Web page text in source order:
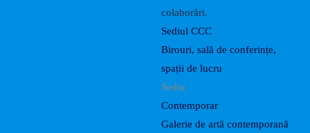
colaborări.
Sediul CCC
Birouri, sală de conferințe,
spații de lucru
Sediu
Contemporar
Galerie de artă contemporană